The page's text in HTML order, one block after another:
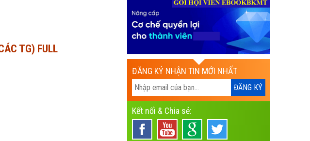
TG) FULL
ĐĂNG KÝ NHẬN TIN MỚI NHẤT
Kết nối & Chia sẻ: